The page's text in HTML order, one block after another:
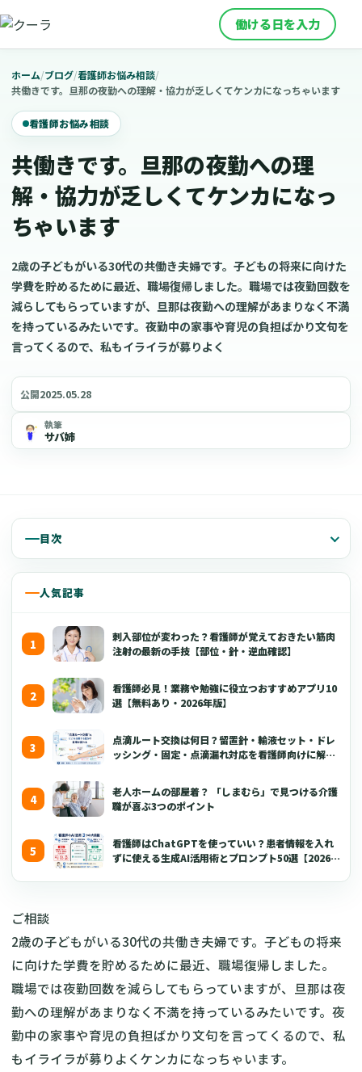
働ける日を入力
ホーム/ブログ/看護師お悩み相談/
共働きです。旦那の夜勤への理解・協力が乏しくてケンカになっちゃいます
看護師お悩み相談
共働きです。旦那の夜勤への理
解・協力が乏しくてケンカになっ
ちゃいます
2歳の子どもがいる30代の共働き夫婦です。子どもの将来に向けた
学費を貯めるために最近、職場復帰しました。職場では夜勤回数を
減らしてもらっていますが、旦那は夜勤への理解があまりなく不満
を持っているみたいです。夜勤中の家事や育児の負担ばかり文句を
言ってくるので、私もイライラが募りよく
公開2025.05.28
執筆
サバ姉
目次
人気記事
刺入部位が変わった？看護師が覚えておきたい筋肉
注射の最新の手技【部位・針・逆血確認】
看護師必見！業務や勉強に役立つおすすめアプリ10
選【無料あり・2026年版】
点滴ルート交換は何日？留置針・輸液セット・ドレ
ッシング・固定・点滴漏れ対応を看護師向けに解説
老人ホームの部屋着？ 「しまむら」で見つける介護
職が喜ぶ3つのポイント
看護師はChatGPTを使っていい？患者情報を入れ
ずに使える生成AI活用術とプロンプト50選【2026年
ご相談
2歳の子どもがいる30代の共働き夫婦です。子どもの将来
に向けた学費を貯めるために最近、職場復帰しました。
職場では夜勤回数を減らしてもらっていますが、旦那は夜
勤への理解があまりなく不満を持っているみたいです。夜
勤中の家事や育児の負担ばかり文句を言ってくるので、私
もイライラが募りよくケンカになっちゃいます。